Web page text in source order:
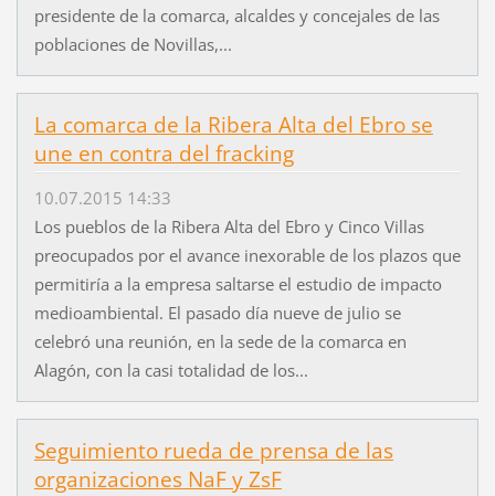
presidente de la comarca, alcaldes y concejales de las
poblaciones de Novillas,...
La comarca de la Ribera Alta del Ebro se
une en contra del fracking
10.07.2015 14:33
Los pueblos de la Ribera Alta del Ebro y Cinco Villas
preocupados por el avance inexorable de los plazos que
permitiría a la empresa saltarse el estudio de impacto
medioambiental. El pasado día nueve de julio se
celebró una reunión, en la sede de la comarca en
Alagón, con la casi totalidad de los...
Seguimiento rueda de prensa de las
organizaciones NaF y ZsF